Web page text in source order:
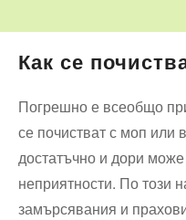
Как се
Погрешно е всеобщо
се почистват с моп или
достатъчно и дори
неприятности. По този
замърсявания и